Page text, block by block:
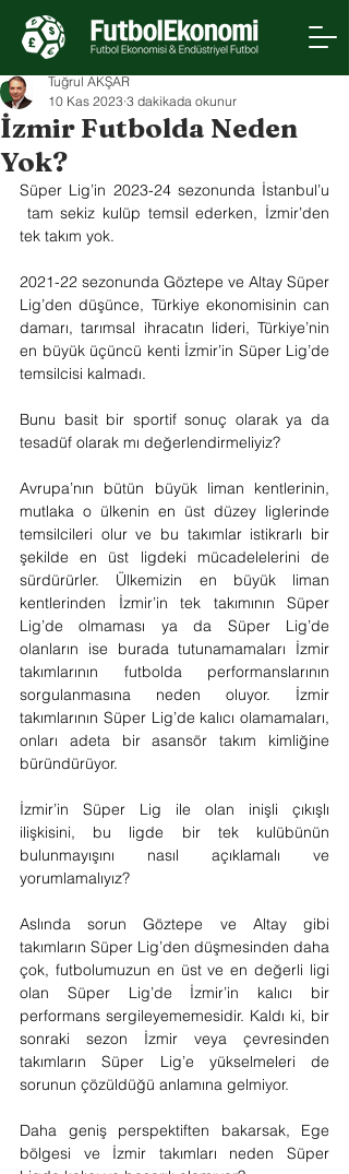
İzmir Futbolda Neden
Yok?
Tuğrul AKŞAR
10 Kas 2023 3 dakikada okunur
Süper Lig’in 2023-24 sezonunda İstanbul’u
tam sekiz kulüp temsil ederken, İzmir’den
tek takım yok.
2021-22 sezonunda Göztepe ve Altay Süper
Lig’den düşünce, Türkiye ekonomisinin can
damarı, tarımsal ihracatın lideri, Türkiye’nin
en büyük üçüncü kenti İzmir’in Süper Lig’de
temsilcisi kalmadı.
Bunu basit bir sportif sonuç olarak ya da
tesadüf olarak mı değerlendirmeliyiz?
Avrupa’nın bütün büyük liman kentlerinin,
mutlaka o ülkenin en üst düzey liglerinde
temsilcileri olur ve bu takımlar istikrarlı bir
şekilde en üst ligdeki mücadelelerini de
sürdürürler. Ülkemizin en büyük liman
kentlerinden İzmir’in tek takımının Süper
Lig’de olmaması ya da Süper Lig’de
olanların ise burada tutunamamaları İzmir
takımlarının futbolda performanslarının
sorgulanmasına neden oluyor. İzmir
takımlarının Süper Lig’de kalıcı olamamaları,
onları adeta bir asansör takım kimliğine
büründürüyor.
İzmir’in Süper Lig ile olan inişli çıkışlı
ilişkisini, bu ligde bir tek kulübünün
bulunmayışını nasıl açıklamalı ve
yorumlamalıyız?
Aslında sorun Göztepe ve Altay gibi
takımların Süper Lig’den düşmesinden daha
çok, futbolumuzun en üst ve en değerli ligi
olan Süper Lig’de İzmir’in kalıcı bir
performans sergileyememesidir. Kaldı ki, bir
sonraki sezon İzmir veya çevresinden
takımların Süper Lig’e yükselmeleri de
sorunun çözüldüğü anlamına gelmiyor.
Daha geniş perspektiften bakarsak, Ege
bölgesi ve İzmir takımları neden Süper